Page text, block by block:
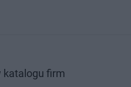
katalogu firm